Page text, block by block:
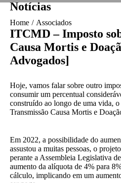
Notícias
You are here:
Home Associados
ITCMD – Imposto
Causa Mortis e
Advogados]
Hoje, vamos falar sobre outro
consumir um percentual
construído ao longo de uma vida,
Transmissão Causa Mortis e
Em 2022, a possibilidade do
assustou a muitas pessoas, o
perante a Assembleia Legislativa
aumento da alíquota de 4% para
cálculo, implicando em um